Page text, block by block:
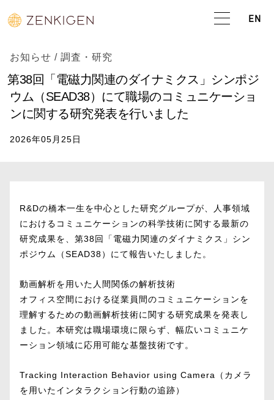
EN
お知らせ / 調査・研究
第38回「電磁力関連のダイナミクス」シンポジ
ウム（SEAD38）にて職場のコミュニケーショ
ンに関する研究発表を行いました
2026年05月25日
R&Dの橋本一生を中心とした研究グループが、人事領域
におけるコミュニケーションの科学技術に関する最新の
研究成果を、第38回「電磁力関連のダイナミクス」シン
ポジウム（SEAD38）にて報告いたしました。
動画解析を用いた人間関係の解析技術
オフィス空間における従業員間のコミュニケーションを
理解するための動画解析技術に関する研究成果を発表し
ました。本研究は職場環境に限らず、幅広いコミュニケ
ーション領域に応用可能な基盤技術です。
Tracking Interaction Behavior using Camera（カメラ
を用いたインタラクション行動の追跡）